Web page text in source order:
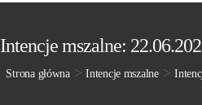
Intencje mszalne:
Strona główna>Intencje mszalne>